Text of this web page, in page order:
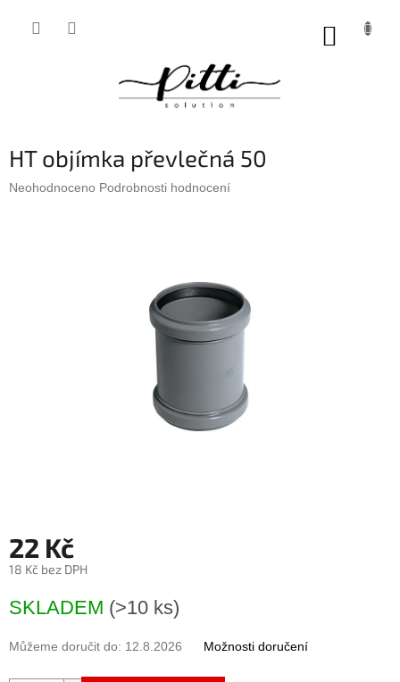
HT objímka převlečná 50
Průměrné
Neohodnoceno Podrobnosti hodnocení
22 Kč
18 Kč bez DPH
cena:
SKLADEM (>10 ks)
Můžeme doručit do: 12.8.2026 Možnosti doručení